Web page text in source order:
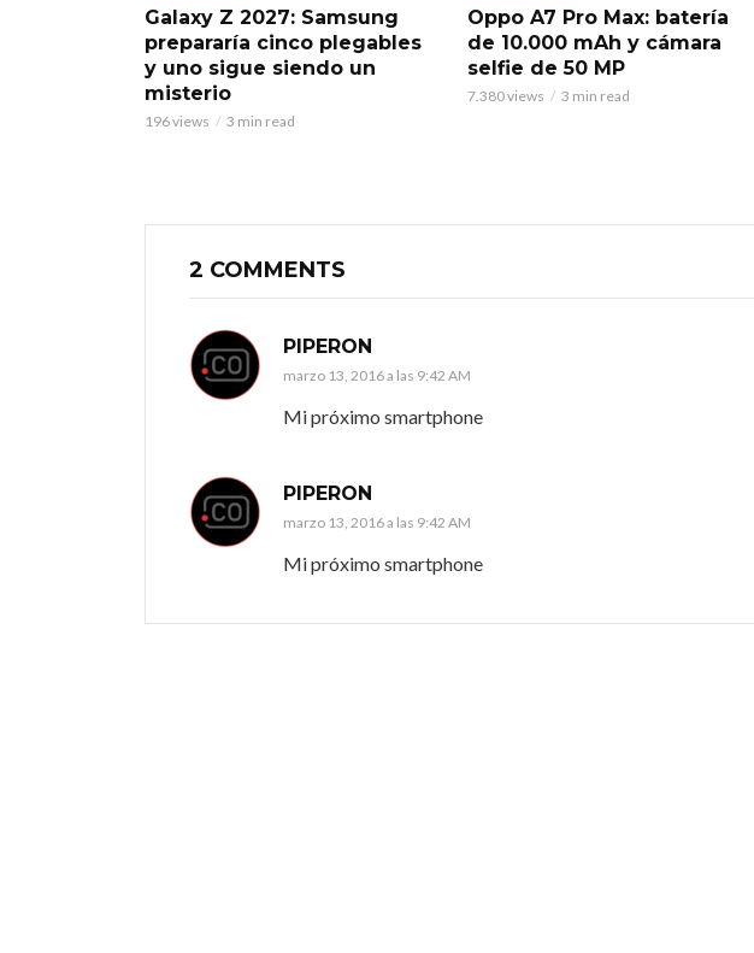
Galaxy Z 2027: Samsung
prepararía cinco plegables
y uno sigue siendo un
misterio
196 views 3 min read
Oppo A7 Pro Max: batería
de 10.000 mAh y cámara
selfie de 50 MP
7.380 views 3 min read
2 COMMENTS
PIPERON
marzo 13, 2016 a las 9:42 AM
Mi próximo smartphone
PIPERON
marzo 13, 2016 a las 9:42 AM
Mi próximo smartphone